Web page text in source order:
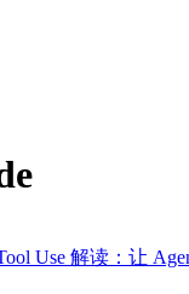
Use 解读：让